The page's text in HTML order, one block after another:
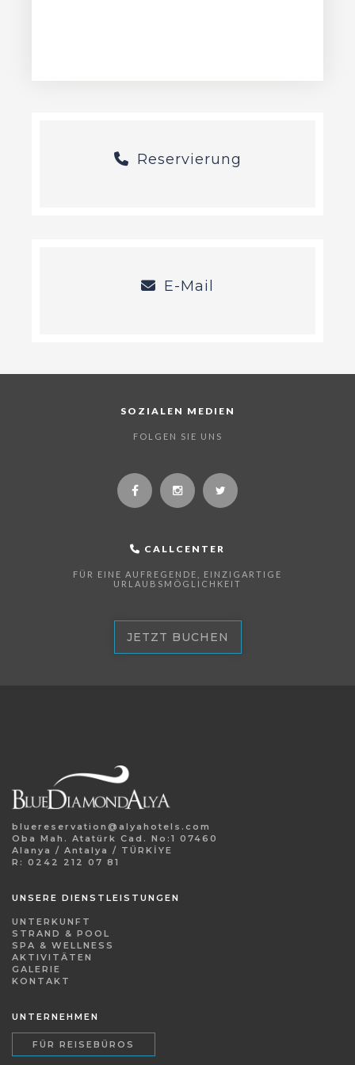
Reservierung
E-Mail
SOZIALEN MEDIEN
FOLGEN SIE UNS
CALLCENTER
FÜR EINE AUFREGENDE, EINZIGARTIGE
URLAUBSMÖGLICHKEIT
JETZT BUCHEN
bluereservation@alyahotels.com
Oba Mah. Atatürk Cad. No:1 07460
Alanya / Antalya / TÜRKİYE
R: 0242 212 07 81
UNSERE DIENSTLEISTUNGEN
UNTERKUNFT
STRAND & POOL
SPA & WELLNESS
AKTIVITÄTEN
GALERIE
KONTAKT
UNTERNEHMEN
FÜR REISEBÜROS